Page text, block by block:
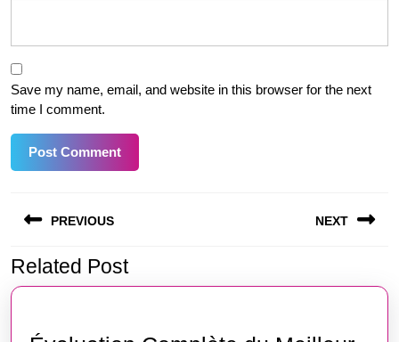
Save my name, email, and website in this browser for the next
time I comment.
navigation
PREVIOUS
Previous
post:
NEXT
post:
Related Post